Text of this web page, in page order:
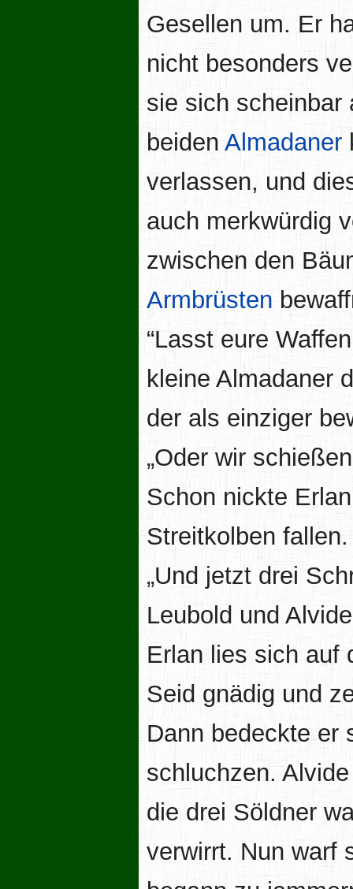
Gesellen um. Er
nicht besonders
sie sich scheinbar
beiden Almadaner
verlassen, und
auch merkwürdig
zwischen den
Armbrüsten
“Lasst eure
kleine Almadaner
der als einziger
„Oder wir
Schon nickte
Streitkolben fallen.
„Und jetzt drei
Leubold und
Erlan lies sich auf
Seid gnädig und
Dann bedeckte er
schluchzen.
die drei Söldner
verwirrt. Nun warf